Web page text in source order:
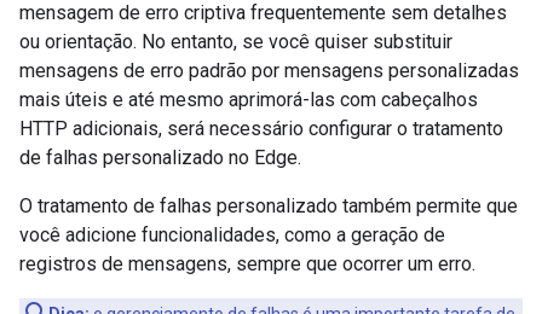
mensagem de erro criptiva frequentemente sem detalhes
ou orientação. No entanto, se você quiser substituir
mensagens de erro padrão por mensagens personalizadas
mais úteis e até mesmo aprimorá-las com cabeçalhos
HTTP adicionais, será necessário configurar o tratamento
de falhas personalizado no Edge.
O tratamento de falhas personalizado também permite que
você adicione funcionalidades, como a geração de
registros de mensagens, sempre que ocorrer um erro.